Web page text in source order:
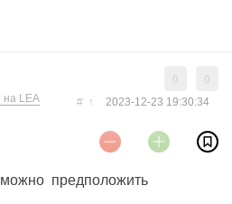
на LEA
2023-12-23 19:30:34
# ↑
можно предположить